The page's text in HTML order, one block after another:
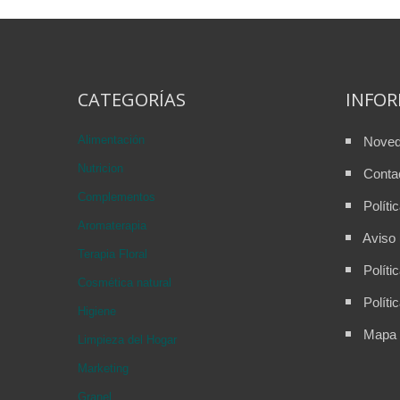
CATEGORÍAS
Alimentación
Nutricion
Complementos
Aromaterapia
Terapia Floral
Cosmética natural
Higiene
Limpieza del Hogar
Marketing
Granel
Aviso
Mapa